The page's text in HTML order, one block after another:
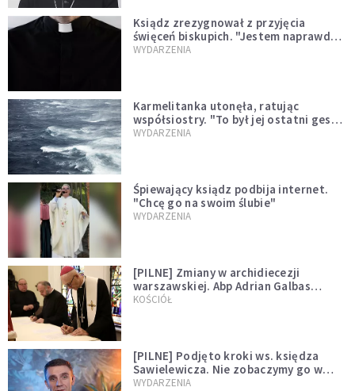
Ksiądz zrezygnował z przyjęcia
święceń biskupich. "Jestem naprawdę
niegodny"
WYDARZENIA
Karmelitanka utonęła, ratując
współsiostry. "To był jej ostatni gest
miłości"
WYDARZENIA
Śpiewający ksiądz podbija internet.
"Chcę go na swoim ślubie"
WYDARZENIA
[PILNE] Zmiany w archidiecezji
warszawskiej. Abp Adrian Galbas
wręczył dekrety nowym proboszczom
KOŚCIÓŁ
[PILNE] Podjęto kroki ws. księdza
Sawielewicza. Nie zobaczymy go w
mediach
WYDARZENIA